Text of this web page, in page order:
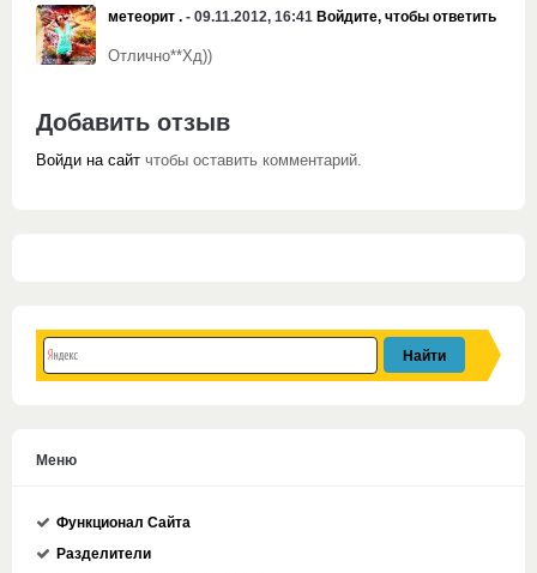
метеорит . - 09.11.2012, 16:41 Войдите, чтобы ответить
Отлично**Хд))
Добавить отзыв
Войди на сайт чтобы оставить комментарий.
Меню
Функционал Сайта
Разделители